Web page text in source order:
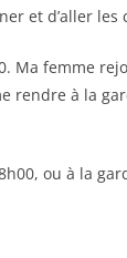
et d’aller les
Ma femme
rendre à la
ou à la